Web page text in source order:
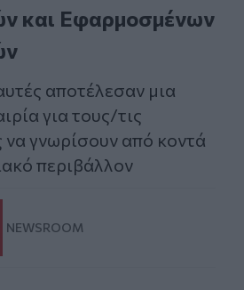
και Εφαρμοσμένων
αποτέλεσαν μια
για τους/τις
να γνωρίσουν από κοντά
περιβάλλον
NEWSROOM